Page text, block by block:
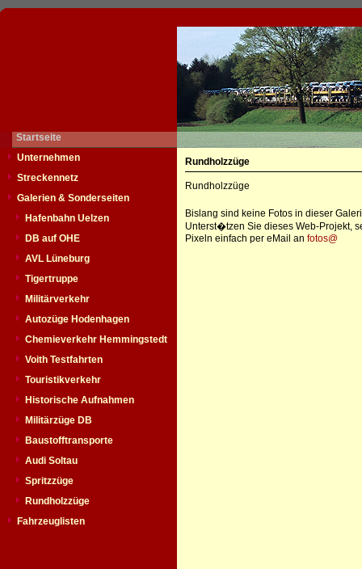
Startseite
Unternehmen
Streckennetz
Galerien & Sonderseiten
Hafenbahn Uelzen
DB auf OHE
AVL Lüneburg
Tigertruppe
Militärverkehr
Autozüge Hodenhagen
Chemieverkehr Hemmingstedt
Voith Testfahrten
Touristikverkehr
Historische Aufnahmen
Militärzüge DB
Baustofftransporte
Audi Soltau
Spritzzüge
Rundholzzüge
Fahrzeuglisten
Rundholzzüge
Rundholzzüge
Bislang sind keine Fotos in dieser
Unterst�tzen Sie dieses Web-Projekt,
Pixeln einfach per eMail an fotos@